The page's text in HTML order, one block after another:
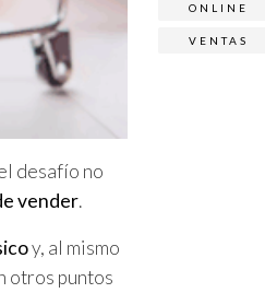
desafío no
vender.
y, al mismo
otros puntos
ONLINE
VENTAS